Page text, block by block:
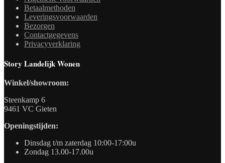
Betaalmethoden
Leveringsvoorwaarden
Bezorgen
Contactgegevens
Privacyverklaring
Story Landelijk Wonen
Winkel/showroom:
Steenkamp 6
9461 VC Gieten
Openingstijden:
Dinsdag t/m zaterdag 10:00-17:00u
Zondag 13.00-17.00u